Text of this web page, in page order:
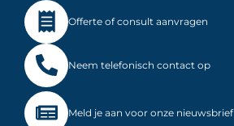
Offerte of consult aanvragen
Neem telefonisch contact op
Meld je aan voor onze nieuwsbrief